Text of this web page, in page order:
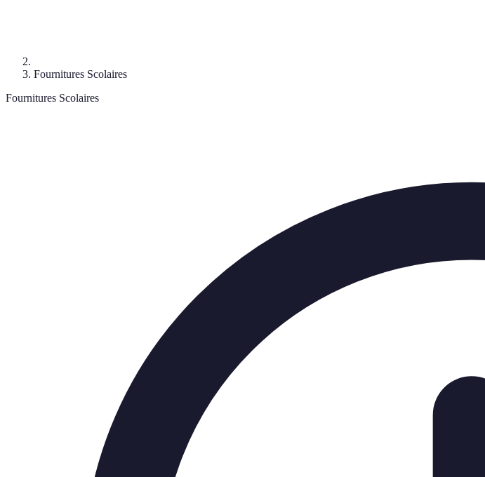
Fournitures Scolaires
Fournitures Scolaires